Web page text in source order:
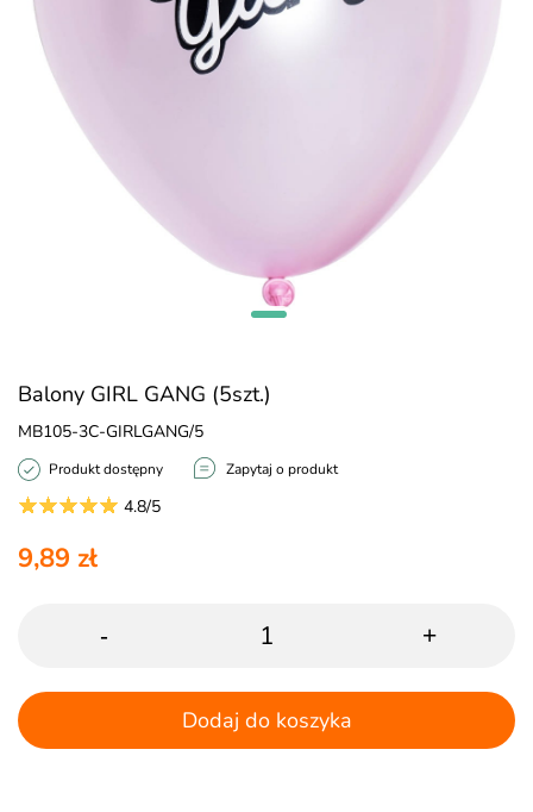
Balony GIRL GANG (5szt.)
MB105-3C-GIRLGANG/5
Produkt dostępny Zapytaj o produkt
4.8/5
9,89 zł
- +
Dodaj do koszyka